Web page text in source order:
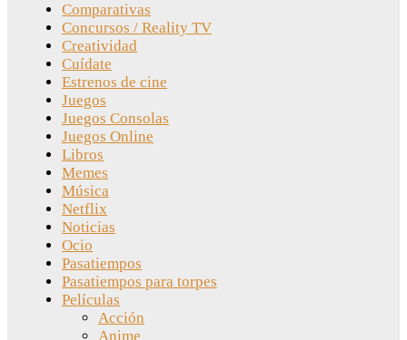
Comparativas
Concursos / Reality TV
Creatividad
Cuídate
Estrenos de cine
Juegos
Juegos Consolas
Juegos Online
Libros
Memes
Música
Netflix
Noticias
Ocio
Pasatiempos
Pasatiempos para torpes
Películas
Acción
Anime